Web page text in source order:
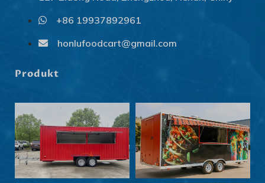
+86 19937892961
honlufoodcart@gmail.com
Produkt
Norsk nynorsk
Maori
Eesti
Български
Slovenčina